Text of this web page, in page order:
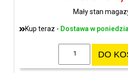
Mały stan
Kup teraz - Dostawa w
DO